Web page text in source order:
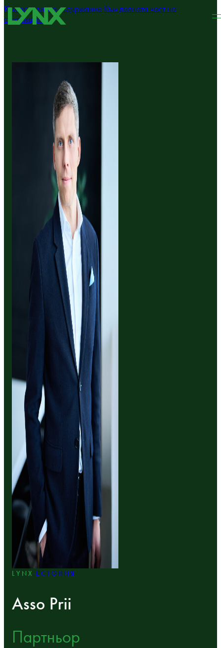
Към основното съдържание Към долната част на
страницата
LYNX ЕСТОНИЯ
Asso Prii
Партньор